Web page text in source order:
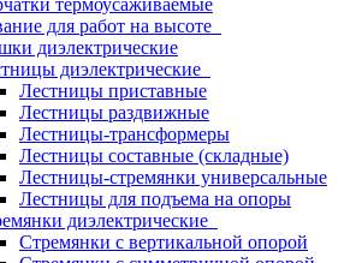
термоусаживаемые
для работ на высоте
диэлектрические
диэлектрические
Лестницы приставные
Лестницы раздвижные
Лестницы-трансформеры
Лестницы составные (складные)
Лестницы-стремянки универсальные
Лестницы для подъема на опоры
диэлектрические
Стремянки с вертикальной опорой